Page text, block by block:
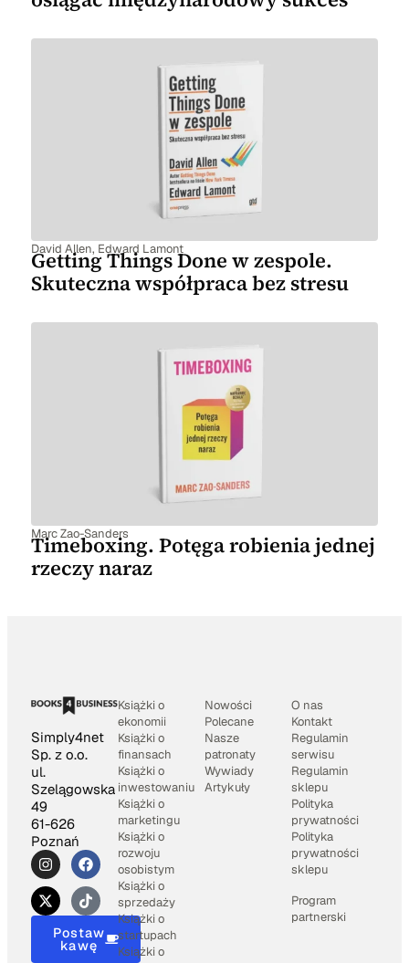
David Allen, Edward Lamont
Getting Things Done w zespole.
Skuteczna współpraca bez stresu
Marc Zao-Sanders
Timeboxing. Potęga robienia jednej
rzeczy naraz
Simply4net
Sp. z o.o.
ul.
Szelągowska
49
61-626
Poznań
Postaw
kawę
Książki o
ekonomii
Książki o
finansach
Książki o
inwestowaniu
Książki o
marketingu
Książki o
rozwoju
osobistym
Książki o
sprzedaży
Książki o
startupach
Książki o
Nowości
Polecane
Nasze
patronaty
Wywiady
Artykuły
O nas
Kontakt
Regulamin
serwisu
Regulamin
sklepu
Polityka
prywatności
Polityka
prywatności
sklepu
Program
partnerski